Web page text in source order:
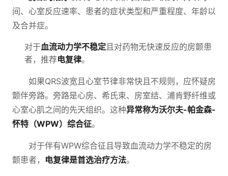
间、心室反应速率、患者的症状类型和严重程度、年龄以
及合并症。
对于血流动力学不稳定且对药物无快速反应的房颤患
者，推荐电复律。
如果QRS波宽且心室节律非常快且不规则，应怀疑房
颤伴旁路。旁路是心房、希氏束、房室结、浦肯野纤维或
心室心肌之间的先天组织。这种异常称为沃尔夫-帕金森-
怀特（WPW）综合征。
对于伴有WPW综合征且导致血流动力学不稳定的房
颤患者， 电复律是首选治疗方法。